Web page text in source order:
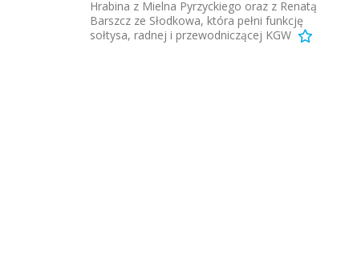
Hrabina z Mielna Pyrzyckiego oraz z Renatą
Barszcz ze Słodkowa, która pełni funkcję
sołtysa, radnej i przewodniczącej KGW